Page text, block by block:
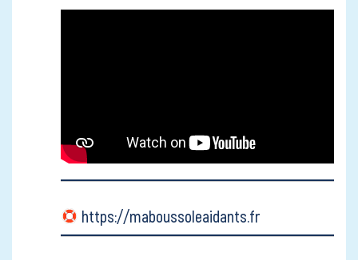
https://maboussoleaidants.fr